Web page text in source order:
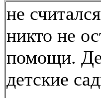
не
никто не
помощи.
детские